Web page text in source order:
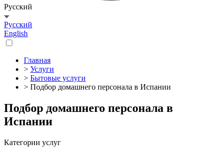
Русский
Русский
English
Главная
> Услуги
> Бытовые услуги
> Подбор домашнего персонала в Испании
Подбор домашнего персонала в
Испании
Категории услуг